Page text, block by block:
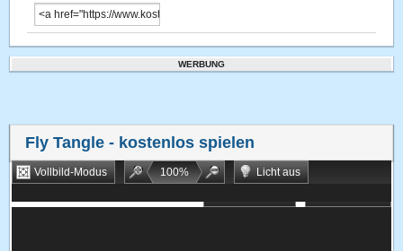
WERBUNG
Fly Tangle - kostenlos spielen
Vollbild-Modus 100%
Licht aus